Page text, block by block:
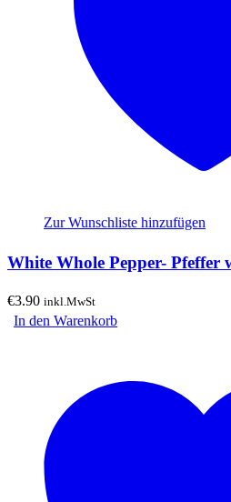
Zur Wunschliste hinzufügen
White Whole Pepper- Pfeffer
€3.90 inkl.MwSt
In den Warenkorb